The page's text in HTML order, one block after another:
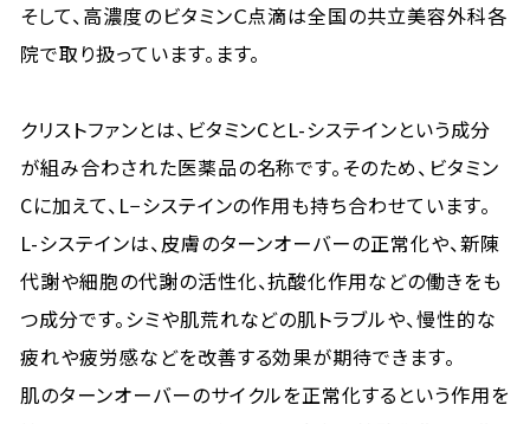
そして、高濃度のビタミンＣ点滴は全国の共立美容外科各
院で取り扱っています。ます。
クリストファンとは、ビタミンCとL-システインという成分
が組み合わされた医薬品の名称です。そのため、ビタミン
Cに加えて、L−システインの作用も持ち合わせています。
L-システインは、皮膚のターンオーバーの正常化や、新陳
代謝や細胞の代謝の活性化、抗酸化作用などの働きをも
つ成分です。シミや肌荒れなどの肌トラブルや、慢性的な
疲れや疲労感などを改善する効果が期待できます。
肌のターンオーバーのサイクルを正常化するという作用を